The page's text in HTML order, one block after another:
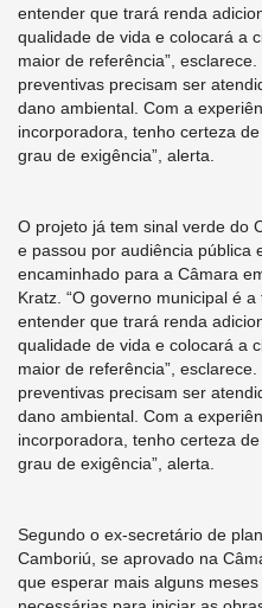
entender que trará renda
qualidade de vida e colocará a
maior de referência”,
preventivas precisam ser
dano ambiental. Com a
incorporadora, tenho certeza
grau de exigência”, alerta.
O projeto já tem sinal verde do
e passou por audiência pública
encaminhado para a Câmara
Kratz. “O governo municipal é
entender que trará renda
qualidade de vida e colocará a
maior de referência”,
preventivas precisam ser
dano ambiental. Com a
incorporadora, tenho certeza
grau de exigência”, alerta.
Segundo o ex-secretário de
Camboriú, se aprovado na
que esperar mais alguns